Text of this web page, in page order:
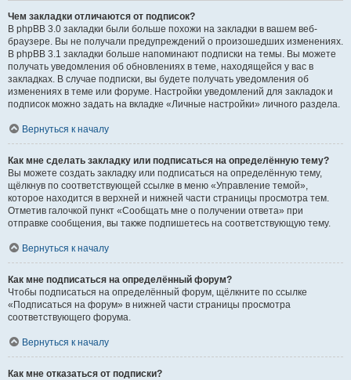
Чем закладки отличаются от подписок?
В phpBB 3.0 закладки были больше похожи на закладки в вашем веб-
браузере. Вы не получали предупреждений о произошедших изменениях.
В phpBB 3.1 закладки больше напоминают подписки на темы. Вы можете
получать уведомления об обновлениях в теме, находящейся у вас в
закладках. В случае подписки, вы будете получать уведомления об
изменениях в теме или форуме. Настройки уведомлений для закладок и
подписок можно задать на вкладке «Личные настройки» личного раздела.
Вернуться к началу
Как мне сделать закладку или подписаться на определённую тему?
Вы можете создать закладку или подписаться на определённую тему,
щёлкнув по соответствующей ссылке в меню «Управление темой»,
которое находится в верхней и нижней части страницы просмотра тем.
Отметив галочкой пункт «Сообщать мне о получении ответа» при
отправке сообщения, вы также подпишетесь на соответствующую тему.
Вернуться к началу
Как мне подписаться на определённый форум?
Чтобы подписаться на определённый форум, щёлкните по ссылке
«Подписаться на форум» в нижней части страницы просмотра
соответствующего форума.
Вернуться к началу
Как мне отказаться от подписки?